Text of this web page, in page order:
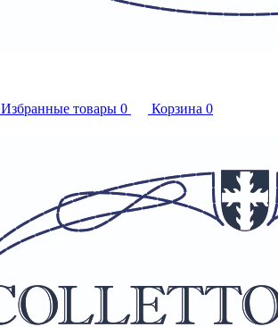
Избранные товары 0 Корзина 0